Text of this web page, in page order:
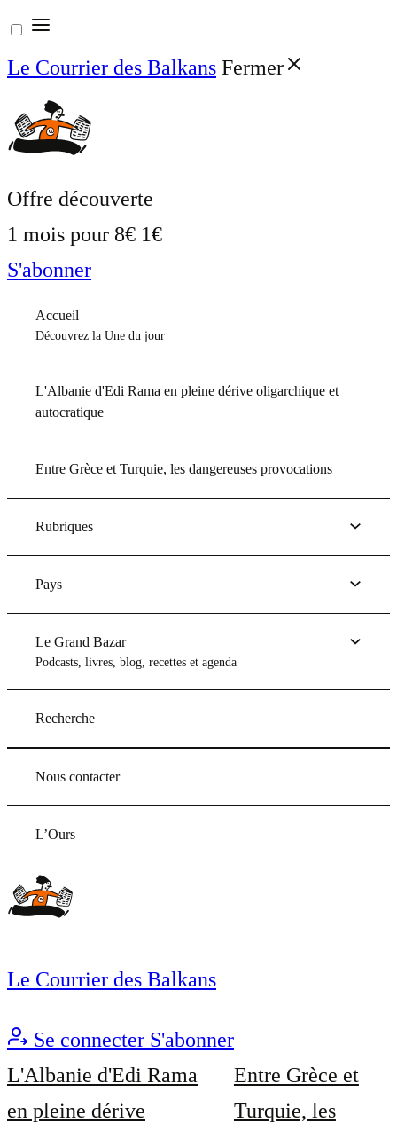
Aller
au
contenu
Le Courrier des Balkans Fermer
Offre découverte
1 mois pour 8€ 1€
S'abonner
Accueil
Découvrez la Une du jour
L'Albanie d'Edi Rama en pleine dérive oligarchique et
autocratique
Entre Grèce et Turquie, les dangereuses provocations
Rubriques
Pays
Le Grand Bazar
Podcasts, livres, blog, recettes et agenda
Recherche
Nous contacter
L’Ours
Le Courrier des Balkans
Se connecter S'abonner
L'Albanie d'Edi Rama
en pleine dérive
Entre Grèce et
Turquie, les